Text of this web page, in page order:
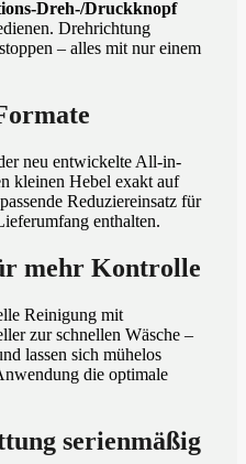
Dreh-/Druckknopf
Drehrichtung
– alles mit nur einem
neu entwickelte All-in-
kleinen Hebel exakt auf
Reduziereinsatz für
enthalten.
mehr Kontrolle
Reinigung mit
zur schnellen Wäsche –
lassen sich mühelos
die optimale
serienmäßig